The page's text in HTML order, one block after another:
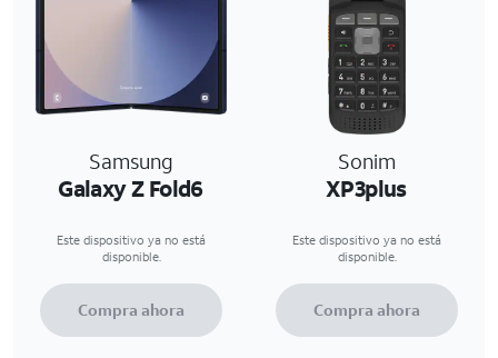
Samsung
Galaxy Z Fold6
Sonim
XP3plus
Este dispositivo ya no está
disponible.
Este dispositivo ya no está
disponible.
Compra ahora Compra ahora